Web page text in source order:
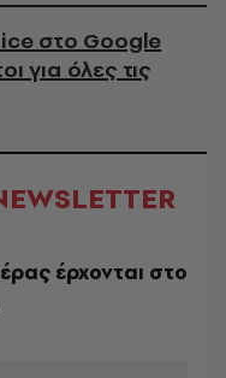
στο Google
για όλες τις
έρχονται στο